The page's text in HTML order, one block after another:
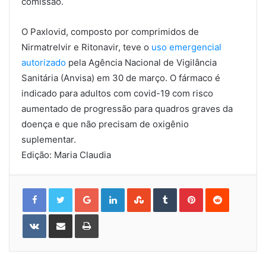
O Paxlovid, composto por comprimidos de
Nirmatrelvir e Ritonavir, teve o uso emergencial
autorizado pela Agência Nacional de Vigilância
Sanitária (Anvisa) em 30 de março. O fármaco é
indicado para adultos com covid-19 com risco
aumentado de progressão para quadros graves da
doença e que não precisam de oxigênio
suplementar.
Edição: Maria Claudia
Google+LinkedInStumbleUpon
TumblrPinterestReddit
VKontakteShare
Email
Print